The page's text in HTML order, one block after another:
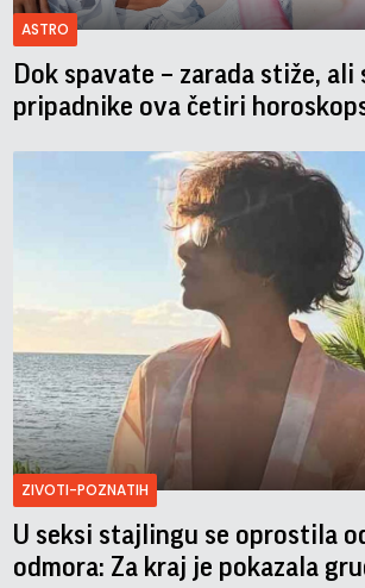
ASTRO
Dok spavate – zarada stiže, ali
pripadnike ova četiri
ZIVOTI-POZNATIH
U seksi stajlingu se oprostila
odmora: Za kraj je pokazala